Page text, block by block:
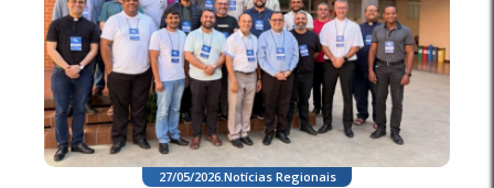
27/05/2026. Notícias Regionais